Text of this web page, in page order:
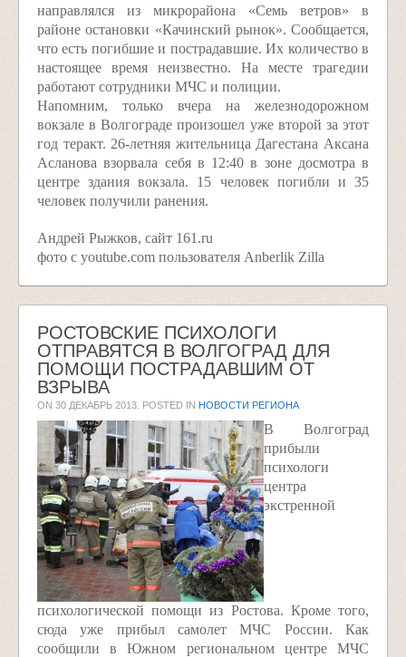
направлялся из микрорайона «Семь ветров» в
районе остановки «Качинский рынок». Сообщается,
что есть погибшие и пострадавшие. Их количество в
настоящее время неизвестно. На месте трагедии
работают сотрудники МЧС и полиции.
Напомним, только вчера на железнодорожном
вокзале в Волгограде произошел уже второй за этот
год теракт. 26-летняя жительница Дагестана Аксана
Асланова взорвала себя в 12:40 в зоне досмотра в
центре здания вокзала. 15 человек погибли и 35
человек получили ранения.
Андрей Рыжков, сайт 161.ru
фото с youtube.com пользователя Anberlik Zilla
РОСТОВСКИЕ ПСИХОЛОГИ
ОТПРАВЯТСЯ В ВОЛГОГРАД ДЛЯ
ПОМОЩИ ПОСТРАДАВШИМ ОТ
ВЗРЫВА
ON 30 ДЕКАБРЬ 2013 . POSTED IN НОВОСТИ РЕГИОНА
В Волгоград
прибыли
психологи
центра
экстренной
психологической помощи из Ростова. Кроме того,
сюда уже прибыл самолет МЧС России. Как
сообщили в Южном региональном центре МЧС